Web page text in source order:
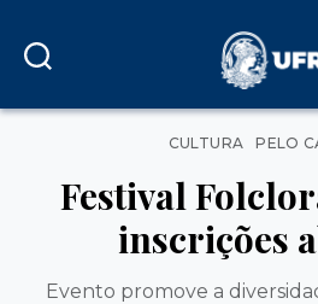
CULTURA PELO
Festival
inscrições
Evento promove a